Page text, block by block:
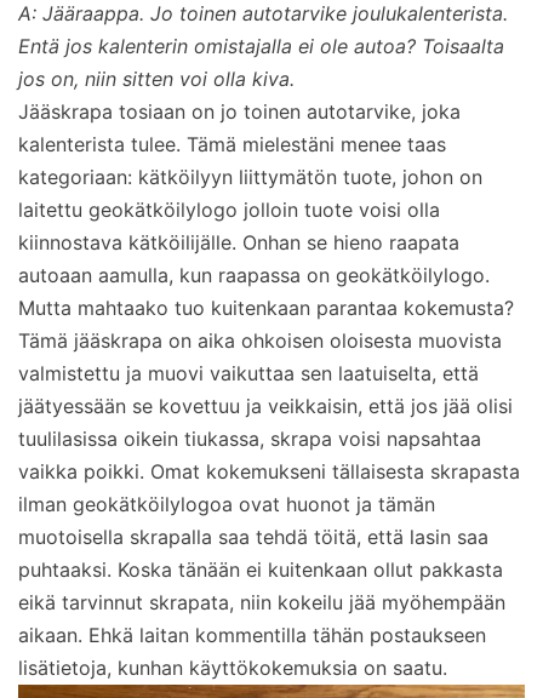
A: Jääraappa. Jo toinen autotarvike joulukalenterista.
Entä jos kalenterin omistajalla ei ole autoa? Toisaalta
jos on, niin sitten voi olla kiva.
Jääskrapa tosiaan on jo toinen autotarvike, joka
kalenterista tulee. Tämä mielestäni menee taas
kategoriaan: kätköilyyn liittymätön tuote, johon on
laitettu geokätköilylogo jolloin tuote voisi olla
kiinnostava kätköilijälle. Onhan se hieno raapata
autoaan aamulla, kun raapassa on geokätköilylogo.
Mutta mahtaako tuo kuitenkaan parantaa kokemusta?
Tämä jääskrapa on aika ohkoisen oloisesta muovista
valmistettu ja muovi vaikuttaa sen laatuiselta, että
jäätyessään se kovettuu ja veikkaisin, että jos jää olisi
tuulilasissa oikein tiukassa, skrapa voisi napsahtaa
vaikka poikki. Omat kokemukseni tällaisesta skrapasta
ilman geokätköilylogoa ovat huonot ja tämän
muotoisella skrapalla saa tehdä töitä, että lasin saa
puhtaaksi. Koska tänään ei kuitenkaan ollut pakkasta
eikä tarvinnut skrapata, niin kokeilu jää myöhempään
aikaan. Ehkä laitan kommentilla tähän postaukseen
lisätietoja, kunhan käyttökokemuksia on saatu.